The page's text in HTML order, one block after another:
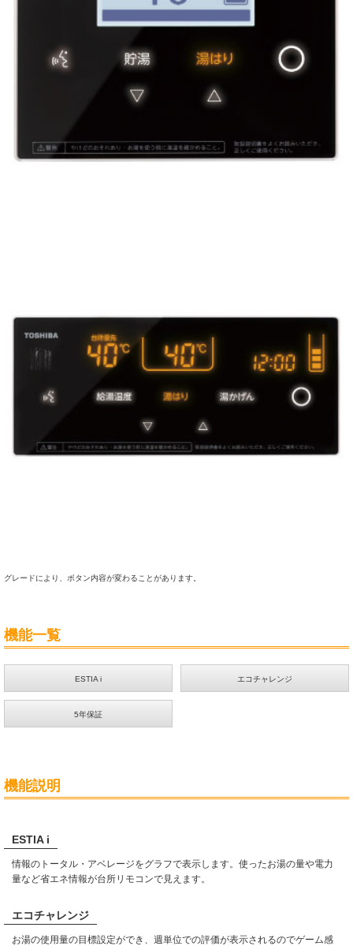
グレードにより、ボタン内容が変わることがあります。
機能一覧
ESTIA i エコチャレンジ
5年保証
機能説明
ESTIA i
情報のトータル・アベレージをグラフで表示します。使ったお湯の量や電力
量など省エネ情報が台所リモコンで見えます。
エコチャレンジ
お湯の使用量の目標設定ができ、週単位での評価が表示されるのでゲーム感